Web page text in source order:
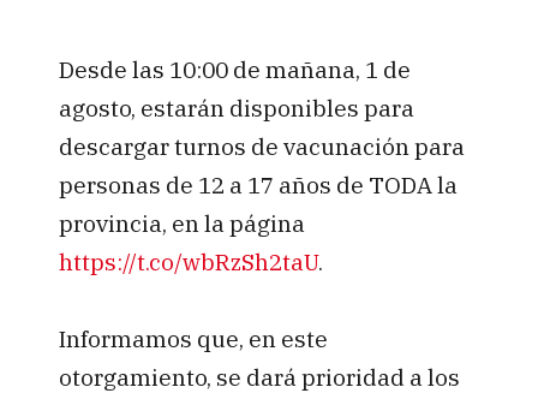
Desde las 10:00 de mañana, 1 de
agosto, estarán disponibles para
descargar turnos de vacunación para
personas de 12 a 17 años de TODA la
provincia, en la página
https://t.co/wbRzSh2taU.
Informamos que, en este
otorgamiento, se dará prioridad a los